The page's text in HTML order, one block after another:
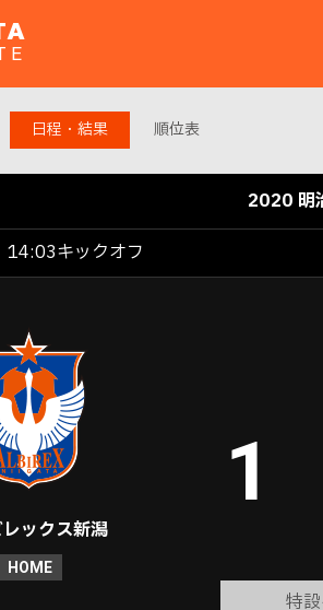
日程・結果 順位表
2020 明
キックオフ
ックス新潟
HOME
1
特